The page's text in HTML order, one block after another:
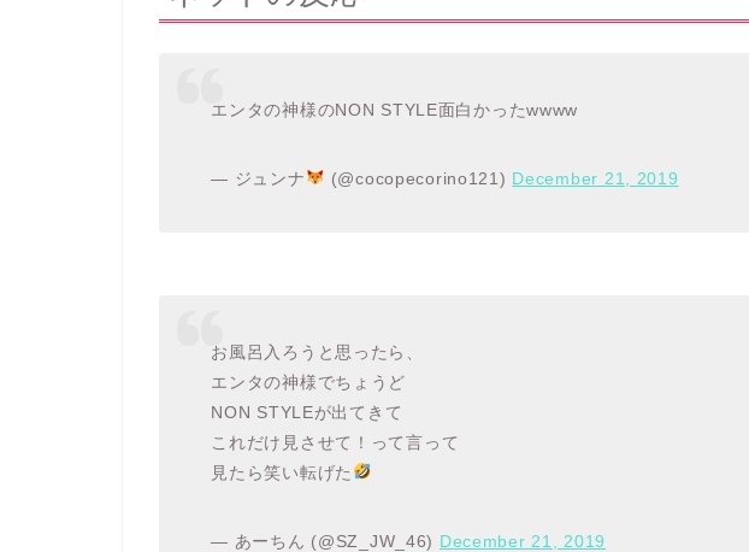
エンタの神様のNON STYLE面白かったwwww
— ジュンナ (@cocopecorino121) December 21, 2019
お風呂入ろうと思ったら、
エンタの神様でちょうど
NON STYLEが出てきて
これだけ見させて！って言って
見たら笑い転げた
— あーちん (@SZ_JW_46) December 21, 2019